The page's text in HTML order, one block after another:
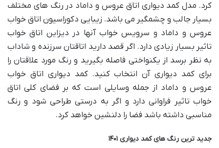
کرد. مدل کمد دیواری اتاق عروس و داماد در رنگ های مختلف
بسیار جالب و چشمگیر می باشد. زیبایی دکوراسیون اتاق خواب
عروس و داماد و سرویس خواب آنها در دیزاین اتاق خواب
تاثیر بسیار زیادی دارد. اگر قصد دارید اتاقتان سرزنده و شاداب
به نظر برسد از یکنواختی فاصله بگیرید و رنگ مورد علاقتان را
برای کمد دیواری آن انتخاب کنید. کمد دیواری اتاق خواب
عروس و داماد از جمله وسایلی است که بر فضای کلی اتاق
خواب تاثیر فراوانی دارد و اگر به درستی طراحی شود و رنگ
مناسبی داشته باشد فضا را دلنشین خواهد کرد.
جدید ترین رنگ های کمد دیواری ۱۴۰۱